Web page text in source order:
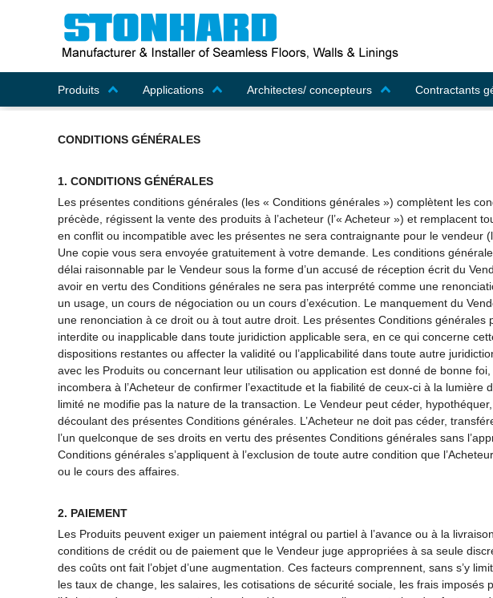
Produits Applications Architectes/ concepteurs Contractants
CONDITIONS GÉNÉRALES
1. CONDITIONS GÉNÉRALES
Les présentes conditions générales (les « Conditions générales ») complètent les
précède, régissent la vente des produits à l’acheteur (l’« Acheteur ») et
en conflit ou incompatible avec les présentes ne sera contraignante pour le vendeur
Une copie vous sera envoyée gratuitement à votre demande. Les conditions
délai raisonnable par le Vendeur sous la forme d’un accusé de réception écrit du
avoir en vertu des Conditions générales ne sera pas interprété comme une
un usage, un cours de négociation ou un cours d’exécution. Le manquement du
une renonciation à ce droit ou à tout autre droit. Les présentes Conditions
interdite ou inapplicable dans toute juridiction applicable sera, en ce qui concerne
dispositions restantes ou affecter la validité ou l’applicabilité dans toute autre
avec les Produits ou concernant leur utilisation ou application est donné de bonne
incombera à l’Acheteur de confirmer l’exactitude et la fiabilité de ceux-ci à la
limité ne modifie pas la nature de la transaction. Le Vendeur peut céder,
découlant des présentes Conditions générales. L’Acheteur ne doit pas céder,
l’un quelconque de ses droits en vertu des présentes Conditions générales sans
Conditions générales s’appliquent à l’exclusion de toute autre condition que
ou le cours des affaires.
2. PAIEMENT
Les Produits peuvent exiger un paiement intégral ou partiel à l’avance ou à la
conditions de crédit ou de paiement que le Vendeur juge appropriées à sa seule
des coûts ont fait l’objet d’une augmentation. Ces facteurs comprennent, sans s’y
les taux de change, les salaires, les cotisations de sécurité sociale, les frais